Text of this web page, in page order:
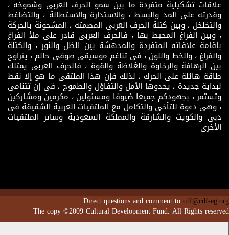
علاقات تشكيلية متفردة ما بين سمو الحرف العربى وشموخه ،
وقدرته على المد والبسط ، والاستدارة والاستطالة ، والتضاغط
والتخلخل ، وبين كتلة الحرف العربى المصمته ، المشحونة بالحركة
، وبين الفراغ المحيط بها ، فالحرف العربى قادر على ملأ الفراغ
بإقامة علاقاته المتفردة والمدهشة بين الظل والنور ، والكتلة
والفراغ ، والخط واللون ، فى تناغم موسيقى صوفى حالم ، يتراوح
بين الرهافة والرخاوة والغلاظة والقوة ، فالحرف العربى يمتلك
طاقة هائلة على الحرك ، لذلك فإن هذا الملتقى ما هو إلا نقط
لبداية جديدة ، يحدوها الأمل والتفاؤل والطموح ، فى إن تتنامى
وتستمر ، بجهودكم جميعا ضيوفا ومسئولين ، مكرمين ومشاركين
، وهى دعوة للتآخى والتكامل مع الملتقيات العربية الشقيقة فى
دبى والكويت والشارقة والمملكة السعودية وسائر الملتقيات
الأخرى
Direct questions and comment tocdf@cdf-eg.org
The copy ©2009 Cultural Development Fund. All Rights reserved